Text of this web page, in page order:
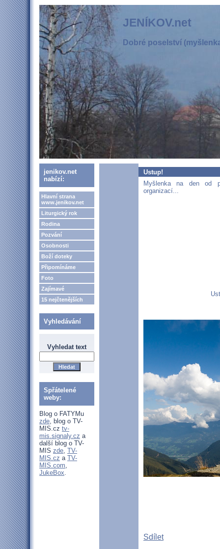
JENÍKOV.net
Dobré poselství
jenikov.net
nabízí:
Hlavní strana
www.jenikov.net
Liturgický rok
Rodina
Pozvání
Osobnosti
Boží doteky
Připomínáme
Foto
Zajímavé
15 nejčtenějších
Vyhledávání
Vyhledat text
Spřátelené
weby:
Blog o FATYMu
zde, blog o TV-
MIS.cz tv-
mis.signaly.cz a
další blog o TV-
MIS zde, TV-
MIS.cz a TV-
MIS.com,
JukeBox.
Ustup!
Myšlenka na den od
organizací...
Sdílet